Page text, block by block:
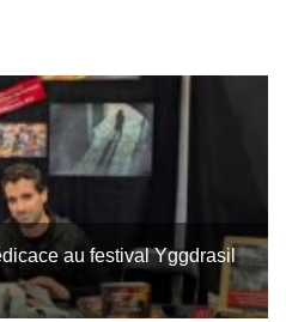
au festival Yggdrasil